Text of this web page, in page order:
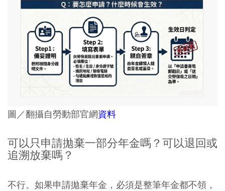
圖／翻攝自勞動部官網資料
可以只申請拋棄一部分年金嗎？可以退回或
追溯放棄嗎？
不行。如果申請拋棄年金，必須是整筆年金都不領，